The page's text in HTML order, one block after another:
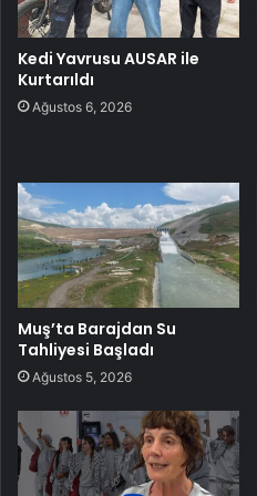
Kedi Yavrusu AUSAR ile
Kurtarıldı
Ağustos 6, 2026
Muş’ta Barajdan Su
Tahliyesi Başladı
Ağustos 5, 2026